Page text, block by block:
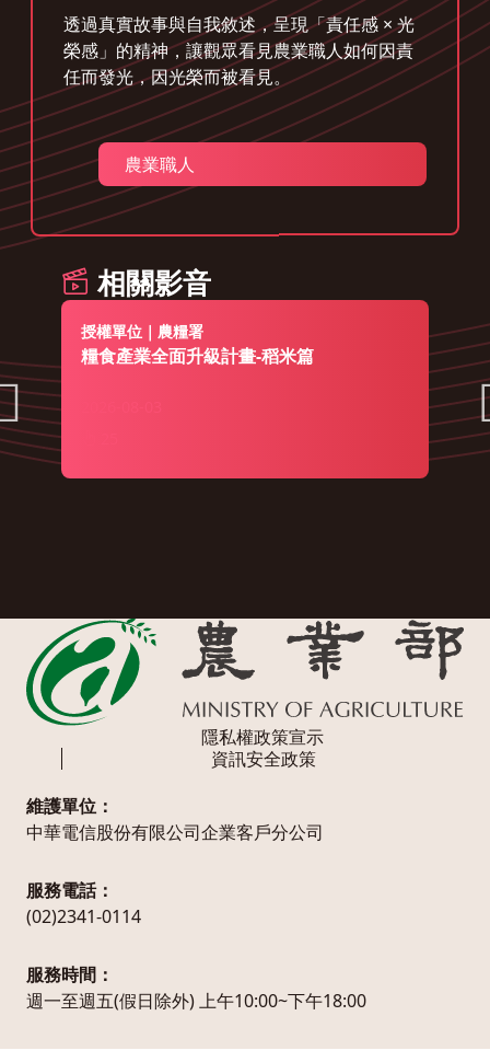
透過真實故事與自我敘述，呈現「責任感 × 光
榮感」的精神，讓觀眾看見農業職人如何因責
任而發光，因光榮而被看見。
農業職人
相關影音
授權單位｜農糧署
糧食產業全面升級計畫-稻米篇
隱私權政策宣示
資訊安全政策
維護單位：
中華電信股份有限公司企業客戶分公司
服務電話：
(02)2341-0114
服務時間：
週一至週五(假日除外) 上午10:00~下午18:00